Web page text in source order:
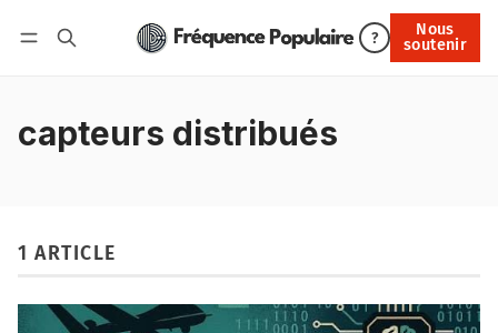
?
Nous
soutenir
Nous soutenir
capteurs distribués
1 ARTICLE